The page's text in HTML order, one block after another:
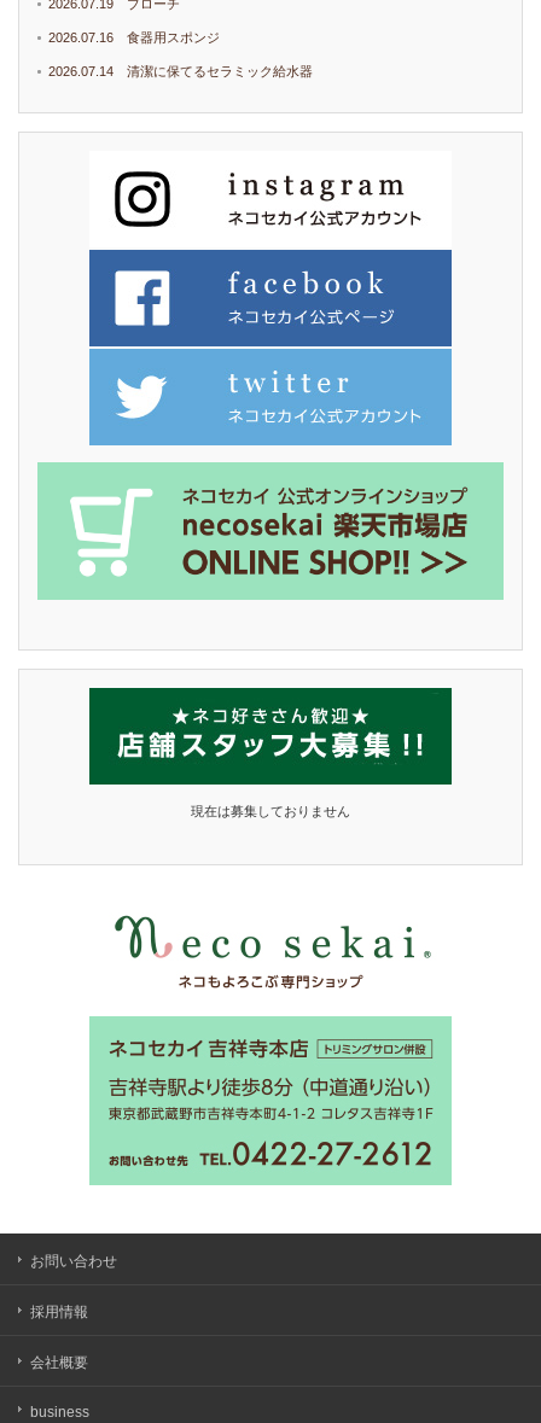
2026.07.19 ブローチ
2026.07.16 食器用スポンジ
2026.07.14 清潔に保てるセラミック給水器
現在は募集しておりません
お問い合わせ
採用情報
会社概要
business